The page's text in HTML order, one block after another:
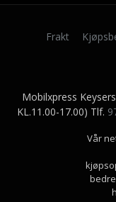
Frakt
Mobilxpress
KL.11.00-17.00) Tlf.
Vår